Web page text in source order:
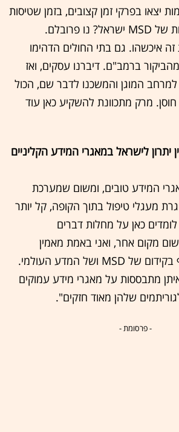
יצאו בפרקי זמן קצובים, בזמן שטיסות
מתבטלות, אבל הצוות של MSD ישראל? נו פרובלם.
איכשהו. גם בתי החולים הדהימו
ברמב"ם. דיברנו עסקים, ואז
המוגן והמשכנו לדבר שם, הכול
מרק מתכוונת להשקיע כאן עוד
לישראל במאגרי המידע הקליניים
המידע טובים, ומשום שמערכת
מעגלי טיפול בתוך הקופה, קל יותר
כאן על מחלות דברים
מקום אחר, ואני באמת מאמין
שלישראל אין תחליף בקידום של MSD ושל המדע העולמי.
מתבססות על מאגרי מידע עמוקים
שלהן מאוד חזקים".
- פרסומת -